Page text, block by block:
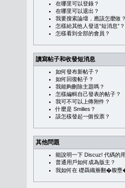
在哪里可以登錄？
在哪里可以退出？
我要搜索論壇，應該怎麼做？
怎樣給其他人發送“短消息”？
怎樣看到全部的會員？
讀寫帖子和收發短消息
如何發布新帖子？
如何回復帖子？
我能夠刪除主題嗎？
怎樣編輯自己發表的帖子？
我可不可以上傳附件？
什麼是 Smilies？
該怎樣發起一個投票？
其他問題
能說明一下 Discuz! 代碼的
普通用戶如何成為版主？
我如何在 礎聶織簷翻�䪖壅